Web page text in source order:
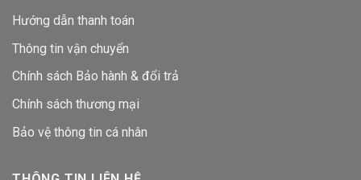
Hướng dẫn thanh toán
Thông tin vận chuyển
Chính sách Bảo hành & đổi trả
Chính sách thương mại
Bảo vệ thông tin cá nhân